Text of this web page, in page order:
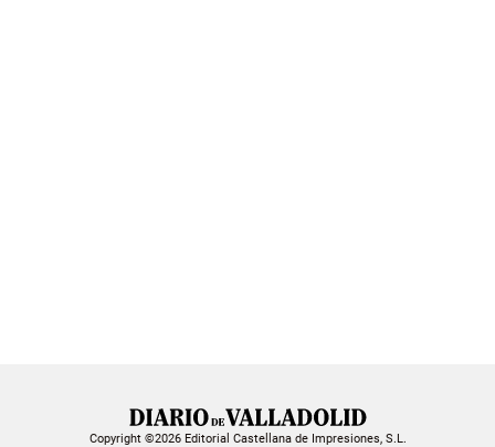
Copyright ©2026 Editorial Castellana de Impresiones, S.L.